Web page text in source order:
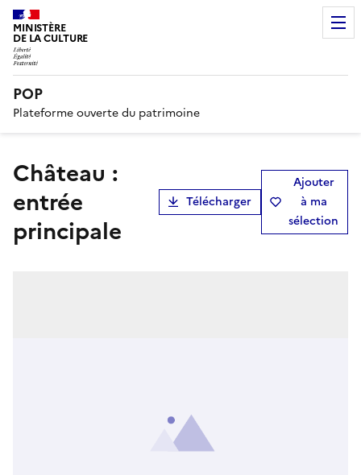
MINISTÈRE
DE LA CULTURE
POP
Plateforme ouverte du patrimoine
Château :
entrée
principale
Télécharger
Ajouter
à ma
sélection